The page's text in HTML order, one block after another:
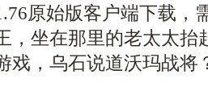
原始版客户端下载，
，坐在那里的老太太抬
戏，乌石说道沃玛战将